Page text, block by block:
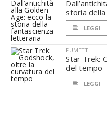
storia
LEGGI
FUMETTI
Star Trek:
del tempo
LEGGI